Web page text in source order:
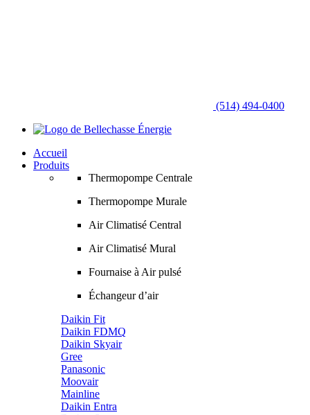
(514) 494-0400
Accueil
Produits
Thermopompe Centrale
Thermopompe Murale
Air Climatisé Central
Air Climatisé Mural
Fournaise à Air pulsé
Échangeur d’air
Daikin Fit
Daikin FDMQ
Daikin Skyair
Gree
Panasonic
Moovair
Mainline
Daikin Entra